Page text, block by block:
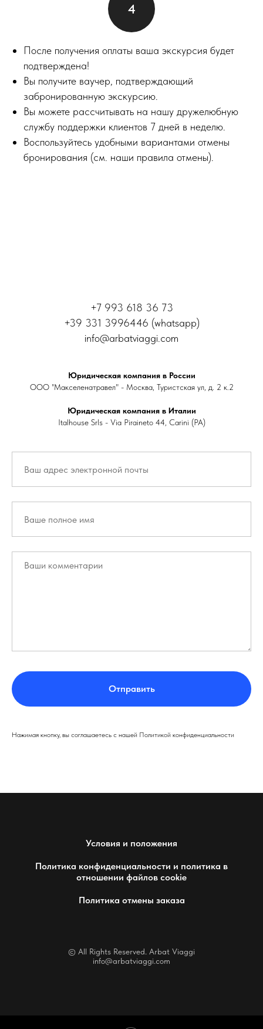
После получения оплаты ваша экскурсия будет
подтверждена!
Вы получите ваучер, подтверждающий
забронированную экскурсию.
Вы можете рассчитывать на нашу дружелюбную
службу поддержки клиентов 7 дней в неделю.
Воспользуйтесь удобными вариантами отмены
бронирования (см. наши правила отмены).
+7 993 618 36 73
+39 331 3996446 (whatsapp)
info@arbatviaggi.com
Юридическая компания в России
ООО "Макселенатравел" - Москва, Туристская ул, д. 2 к.2
Юридическая компания в Италии
Italhouse Srls - Via Piraineto 44, Carini (PA)
Отправить
Нажимая кнопку, вы соглашаетесь с нашей Политикой конфиденциальности
Условия и положения
Политика конфиденциальности и политика в
отношении файлов cookie
Политика отмены заказа
© All Rights Reserved. Arbat Viaggi
info@arbatviaggi.com